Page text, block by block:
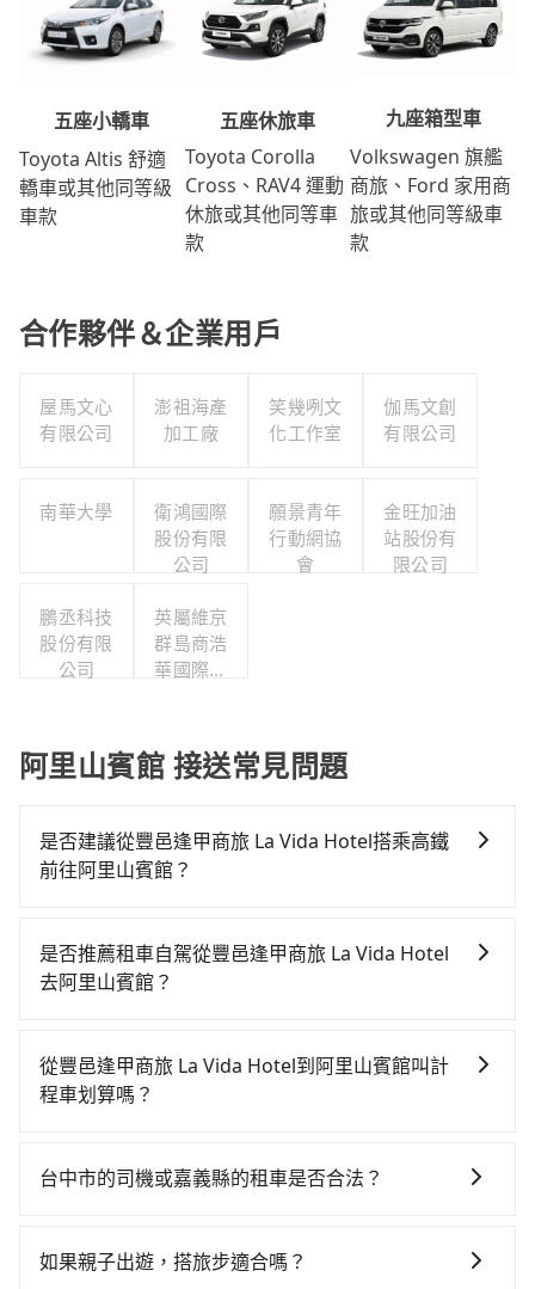
五座小轎車
Toyota Altis 舒適
轎車或其他同等級
車款
五座休旅車
Toyota Corolla
Cross、RAV4 運動
休旅或其他同等車
款
九座箱型車
Volkswagen 旗艦
商旅、Ford 家用商
旅或其他同等級車
款
合作夥伴＆企業用戶
屋馬文心
有限公司
澎祖海產
加工廠
笑幾咧文
化工作室
伽馬文創
有限公司
南華大學
衛鴻國際
股份有限
公司
願景青年
行動網協
會
金旺加油
站股份有
限公司
鵬丞科技
股份有限
公司
英屬維京
群島商浩
華國際人
司台灣分
公司
阿里山賓館 接送常見問題
是否建議從豐邑逢甲商旅 La Vida Hotel搭乘高鐵
前往阿里山賓館？
館，高鐵較貴、費時！從最早06:25一直到23:07，台中-
嘉義一天最多有60班次高鐵可搭乘。假設從豐邑逢甲商
達高鐵站後，步行進站、現場購票並於月台排隊的時間
約20分鐘，再乘坐22~37分鐘（平均29分）的高鐵從台
鐘、車費2,600元後，抵達阿里山賓館 (嘉義縣阿里山鄉)
中市少部分小黃司機不按表收費，看乘客是外地人便漫
是否推薦租車自駕從豐邑逢甲商旅 La Vida Hotel
去阿里山賓館？
時不需要閉目養神（因為要自己開車），最重要的是你
當天就要來回，那在台中路邊可隨租隨借的iRent應該是
逢甲商旅 La Vida Hotel到阿里山賓館的花費預估為
時40元路邊停車費用預估進去，但額外的汽車保險與可
從豐邑逢甲商旅 La Vida Hotel到阿里山賓館叫計
程車划算嗎？
灣大車隊、Uber、Line Taxi、Yoxi等，如果在路邊攔不
線車隊、天誠衛星計程車等叫車看看。依照里程跳錶計
台中市的司機或嘉義縣的租車是否合法？
車、私家車或野雞車在招攬生意，這不僅是違法可能被
如果親子出遊，搭旅步適合嗎？